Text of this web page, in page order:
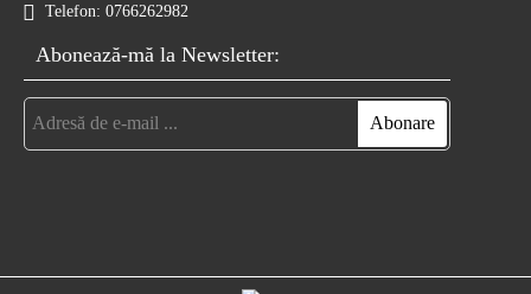
Telefon: 0766262982
Abonează-mă la Newsletter: